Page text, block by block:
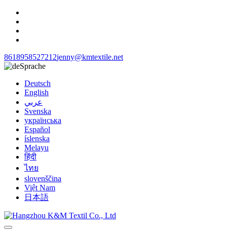
8618958527212jenny@kmtextile.net
Sprache
Deutsch
English
عربي
Svenska
українська
Español
íslenska
Melayu
हिंदी
ไทย
slovenščina
Việt Nam
日本語